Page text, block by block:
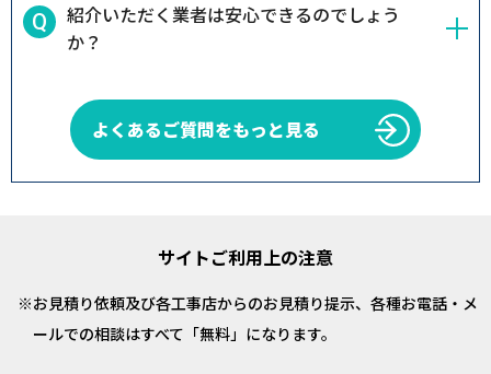
紹介いただく業者は安心できるのでしょう
か？
よくあるご質問をもっと見る
サイトご利用上の注意
お見積り依頼及び各工事店からのお見積り提示、各種お電話・メ
ールでの相談はすべて「無料」になります。